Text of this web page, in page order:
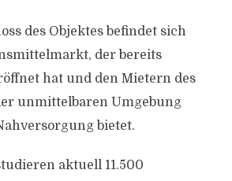
des Objektes befindet sich
der bereits
hat und den Mietern des
unmittelbaren Umgebung
bietet.
aktuell 11.500